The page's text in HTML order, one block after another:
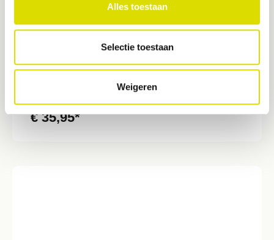
Alles toestaan
Selectie toestaan
Weigeren
LM Langer 3/4
Langer curettes combineren het werkblad van de universele
curette met de schachthoeking van Gracey curettes. Deze
en zowel mesiale als distale oppervlakken kunnen met
hetzelfde instrumentuiteinde worden behandeld.- Ontworpen
€ 35,95*